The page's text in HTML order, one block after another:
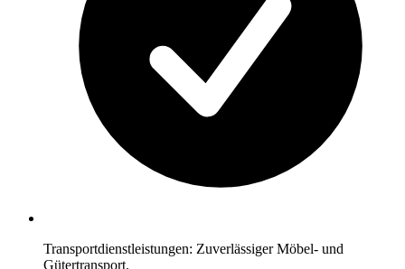
Transportdienstleistungen: Zuverlässiger Möbel- und
Gütertransport.